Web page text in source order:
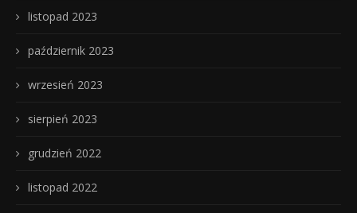
listopad 2023
październik 2023
wrzesień 2023
sierpień 2023
grudzień 2022
listopad 2022